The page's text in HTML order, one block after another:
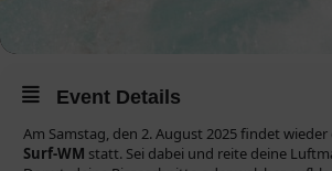
Event Details
Am Samstag, den 2. August 2025 findet wieder
Surf-WM statt. Sei dabei und reite deine